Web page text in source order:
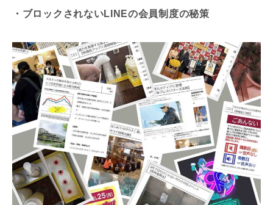
・ブロックされないLINEの会員制度の秘策